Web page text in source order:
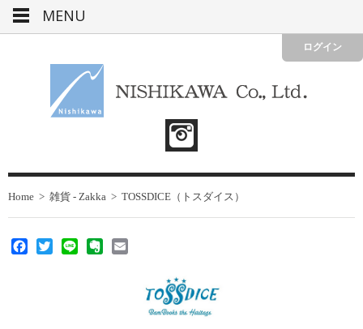
ログイン
Home > 雑貨 - Zakka > TOSSDICE（トスダイス）
Facebook
TwitterLine Evernote
MENU